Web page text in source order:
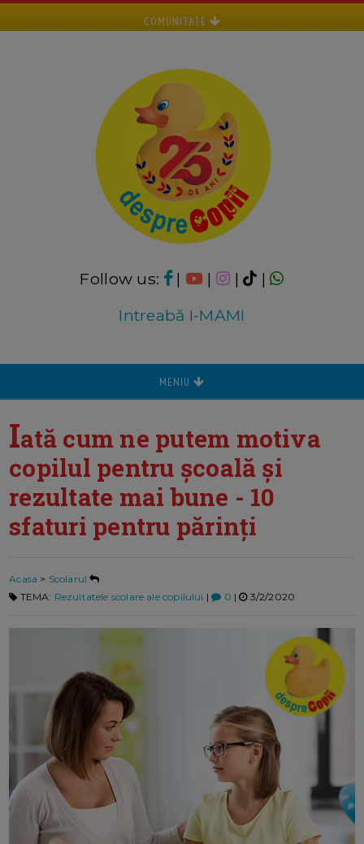
COMUNITATE
Follow us: | | |
|
Intreabă I-MAMI
MENIU
Iată cum ne putem motiva
copilul pentru școală și
rezultate mai bune - 10
sfaturi pentru părinți
Acasa > Scolarul
TEMA: Rezultatele scolare ale copilului | 0 | 3/2/2020